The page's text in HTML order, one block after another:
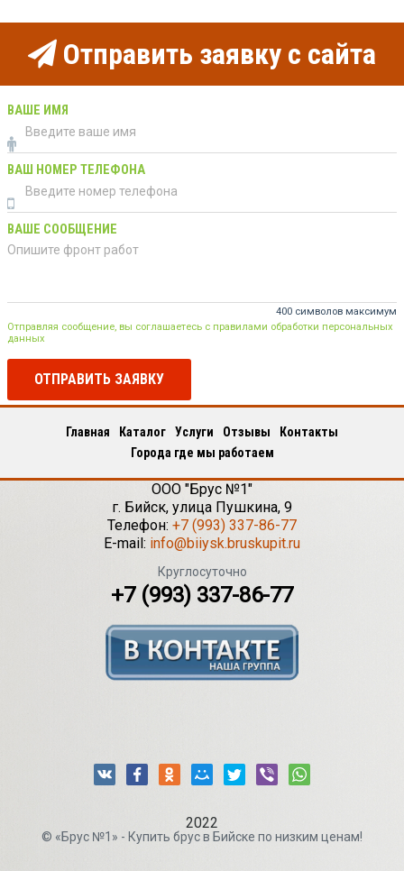
Отправить заявку с сайта
ВАШЕ ИМЯ
ВАШ НОМЕР ТЕЛЕФОНА
ВАШЕ СООБЩЕНИЕ
400 символов максимум
Отправляя сообщение, вы соглашаетесь с правилами обработки персональных
данных
ОТПРАВИТЬ ЗАЯВКУ
Главная Каталог Услуги Отзывы
Контакты
Города где мы работаем
ООО "Брус №1"
г. Бийск, улица Пушкина, 9
Телефон: +7 (993) 337-86-77
E-mail: info@biiysk.bruskupit.ru
Круглосуточно
+7 (993) 337-86-77
2022
© «Брус №1» - Купить брус в Бийске по низким ценам!